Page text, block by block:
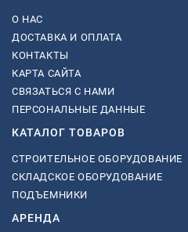
О НАС
ДОСТАВКА И ОПЛАТА
КОНТАКТЫ
КАРТА САЙТА
СВЯЗАТЬСЯ С НАМИ
ПЕРСОНАЛЬНЫЕ ДАННЫЕ
КАТАЛОГ ТОВАРОВ
СТРОИТЕЛЬНОЕ ОБОРУДОВАНИЕ
СКЛАДСКОЕ ОБОРУДОВАНИЕ
ПОДЪЕМНИКИ
АРЕНДА